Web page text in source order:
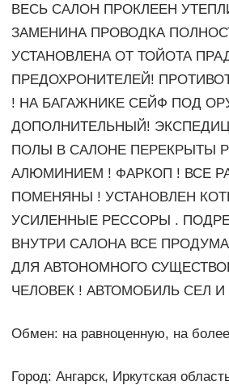
ВЕСЬ САЛОН ПРОКЛЕЕН
ЗАМЕНИНА ПРОВОДКА
УСТАНОВЛЕНА ОТ ТОЙОТА
ПРЕДОХРОНИТЕЛЕЙ!
! НА БАГАЖНИКЕ СЕЙФ ПОД
ДОПОЛНИТЕЛЬНЫЙ!
ПОЛЫ В САЛОНЕ ПЕРЕКРЫТЫ
АЛЮМИНИЕМ ! ФАРКОП ! ВСЕ
ПОМЕНЯНЫ ! УСТАНОВЛЕН
УСИЛЕННЫЕ РЕССОРЫ .
ВНУТРИ САЛОНА ВСЕ
ДЛЯ АВТОНОМНОГО
ЧЕЛОВЕК ! АВТОМОБИЛЬ СЕЛ И
Обмен: на равноценную, на
Город: Ангарск, Иркутская